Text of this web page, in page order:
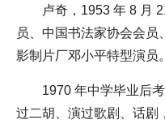
卢奇，1953 年 8 月
员、中国书法家协会会
影制片厂邓小平特型演员。
1970 年中学毕业后
过二胡、演过歌剧、话剧